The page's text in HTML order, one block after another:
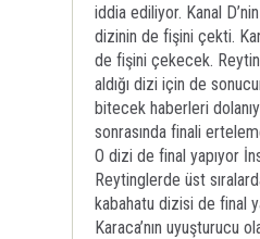
iddia ediliyor. Kanal
dizinin de fişini çekti.
de fişini çekecek.
aldığı dizi için de
bitecek haberleri
sonrasında finali
O dizi de final yapıyor
Reytinglerde üst
kabahatu dizisi de final
Karaca’nın uyuşturucu